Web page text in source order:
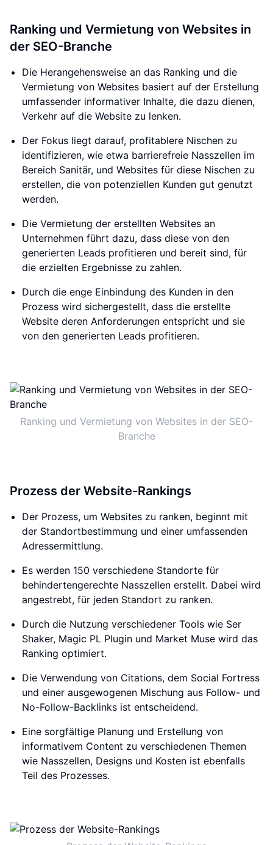
Ranking und Vermietung von Websites in
der SEO-Branche
Die Herangehensweise an das Ranking und die
Vermietung von Websites basiert auf der Erstellung
umfassender informativer Inhalte, die dazu dienen,
Verkehr auf die Website zu lenken.
Der Fokus liegt darauf, profitablere Nischen zu
identifizieren, wie etwa barrierefreie Nasszellen im
Bereich Sanitär, und Websites für diese Nischen zu
erstellen, die von potenziellen Kunden gut genutzt
werden.
Die Vermietung der erstellten Websites an
Unternehmen führt dazu, dass diese von den
generierten Leads profitieren und bereit sind, für
die erzielten Ergebnisse zu zahlen.
Durch die enge Einbindung des Kunden in den
Prozess wird sichergestellt, dass die erstellte
Website deren Anforderungen entspricht und sie
von den generierten Leads profitieren.
Ranking und Vermietung von Websites in der SEO-
Branche
Prozess der Website-Rankings
Der Prozess, um Websites zu ranken, beginnt mit
der Standortbestimmung und einer umfassenden
Adressermittlung.
Es werden 150 verschiedene Standorte für
behindertengerechte Nasszellen erstellt. Dabei wird
angestrebt, für jeden Standort zu ranken.
Durch die Nutzung verschiedener Tools wie Ser
Shaker, Magic PL Plugin und Market Muse wird das
Ranking optimiert.
Die Verwendung von Citations, dem Social Fortress
und einer ausgewogenen Mischung aus Follow- und
No-Follow-Backlinks ist entscheidend.
Eine sorgfältige Planung und Erstellung von
informativem Content zu verschiedenen Themen
wie Nasszellen, Designs und Kosten ist ebenfalls
Teil des Prozesses.